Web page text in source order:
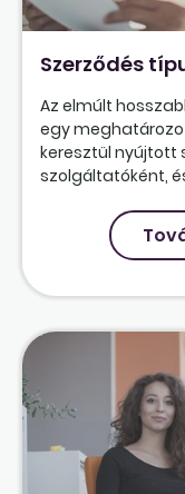
Szerződés
Az elmúlt
egy
keresztül nyújtott
szolgáltatóként,